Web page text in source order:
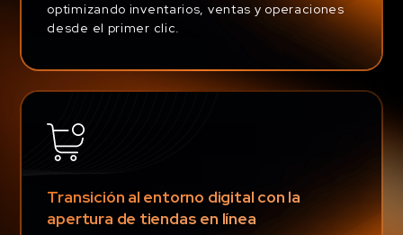
optimizando inventarios, ventas y operaciones
desde el primer clic.
Transición al entorno digital con la
apertura de tiendas en línea